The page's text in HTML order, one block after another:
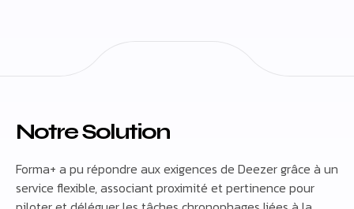
Notre Solution
Forma+ a pu répondre aux exigences de Deezer grâce à un
service flexible, associant proximité et pertinence pour